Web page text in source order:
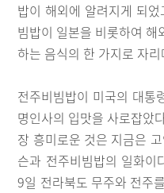
밥이 해외에 알려지게 되
빔밥이 일본을 비롯하여
하는 음식의 한 가지로 자
전주비빔밥이 미국의 대통
명인사의 입맛을 사로잡았
장 흥미로운 것은 지금은
슨과 전주비빔밥의 일화
9일 전라북도 무주와 전주